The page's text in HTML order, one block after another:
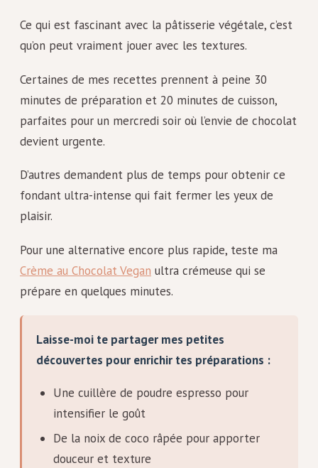
Ce qui est fascinant avec la pâtisserie végétale, c’est
qu’on peut vraiment jouer avec les textures.
Certaines de mes recettes prennent à peine 30
minutes de préparation et 20 minutes de cuisson,
parfaites pour un mercredi soir où l’envie de chocolat
devient urgente.
D’autres demandent plus de temps pour obtenir ce
fondant ultra-intense qui fait fermer les yeux de
plaisir.
Pour une alternative encore plus rapide, teste ma
Crème au Chocolat Vegan ultra crémeuse qui se
prépare en quelques minutes.
Laisse-moi te partager mes petites
découvertes pour enrichir tes préparations :
Une cuillère de poudre espresso pour
intensifier le goût
De la noix de coco râpée pour apporter
douceur et texture